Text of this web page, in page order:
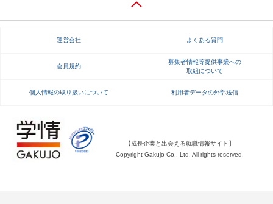
就活ニュースペーパー よくある質問
不明点があればこちら
運営会社 よくある質問
会員規約
募集者情報等提供事業への
取組について
個人情報の取り扱いについて 利用者データの外部送信
【成長企業と出会える就職情報サイト】
Copyright Gakujo Co., Ltd. All rights reserved.